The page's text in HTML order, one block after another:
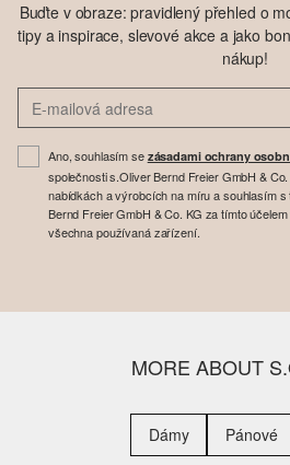
Buďte v obraze: pravidlený přehled o
tipy a inspirace, slevové akce a jako
nákup!
Ano, souhlasím se zásadami ochrany
společnosti s.Oliver Bernd Freier GmbH &
nabídkách a výrobcích na míru a souhlasím
Bernd Freier GmbH & Co. KG za tímto
všechna používaná zařízení.
MORE ABOUT
Dámy Pánové